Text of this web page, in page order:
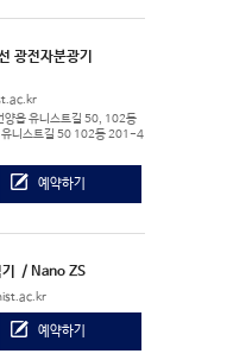
광전자분광기
읍 유니스트길 50, 102동
유니스트길 50 102동 201-4
예약하기
/ Nano ZS
예약하기